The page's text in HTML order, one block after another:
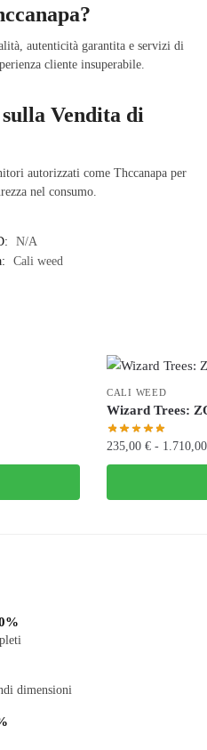
autenticità garantita e servizi di
cliente insuperabile.
Vendita di
autorizzati come Thccanapa per
nel consumo.
N/A
Cali weed
CALI WEED
Wizard Trees:
235,00 € -
prodotto
dimensioni